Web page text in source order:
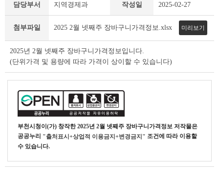
가
격
정
담당부서 지역경제과 작성일 2025-02-27
첨부파일 2025 2월 넷째주 장바구니가격정보.xlsx 미리보기
2025년 2월 넷째주 장바구니가격정보입니다.
(단위가격 및 용량에 따라 가격이 상이할 수 있습니다)
부천시청이(가) 창작한2025년 2월 넷째주 장바구니가격정보 저작물은
공공누리 "출처표시+상업적 이용금지+변경금지" 조건에 따라 이용할
수 있습니다.